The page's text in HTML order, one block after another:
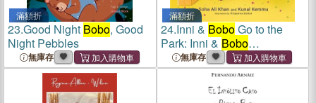
滿額折
23.Good Night Bobo, Good
Night Pebbles
無庫存
滿額折
24.Inni & BoboGo to the
Park: Inni & Bobo
Adventures (Book 2) Volume
2
無庫存